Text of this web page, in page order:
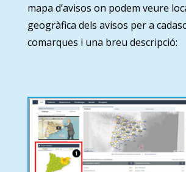
mapa d’avisos on podem veure
geogràfica dels avisos per a
comarques i una breu descripció: